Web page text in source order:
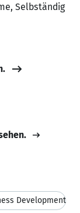
Selbständig
Development